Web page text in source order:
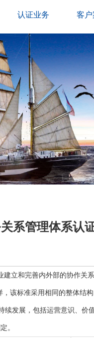
认证业务 客户
系管理体系认
立和完善内外部的协作关
该标准采用相同的整体结
发展，包括运营意识、价
。